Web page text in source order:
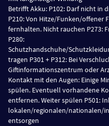
Betrifft Akku: P102: Darf nicht in
P210: Von Hitze/Funken/offener
fernhalten. Nicht rauchen P273:
P280:
Schutzhandschuhe/
tragen P301 + P312: Bei
Giftinformationszentrum oder
Kontakt mit den Augen: Einige
spülen. Eventuell vorhandene
entfernen. Weiter spülen P501:
lokalen/regionalen/nationalen/
entsorgen